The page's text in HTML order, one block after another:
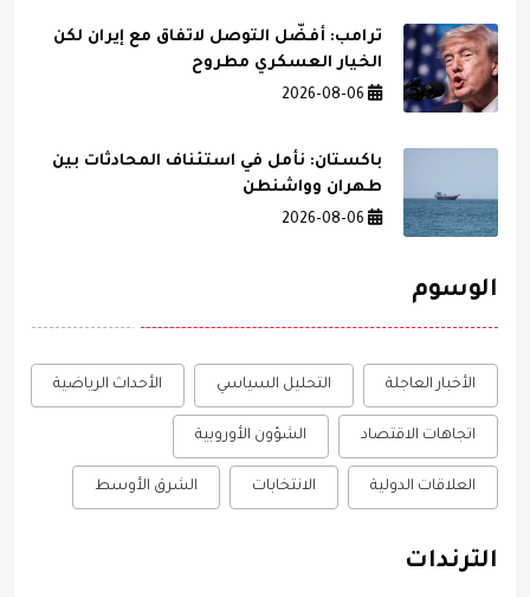
ترامب: أفضّل التوصل لاتفاق مع إيران لكن
الخيار العسكري مطروح
باكستان: نأمل في استئناف المحادثات بين
طهران وواشنطن
الوسوم
الأخبار العاجلة التحليل السياسي الأحداث الرياضية
اتجاهات الاقتصاد الشؤون الأوروبية
العلاقات الدولية الانتخابات الشرق الأوسط
الترندات